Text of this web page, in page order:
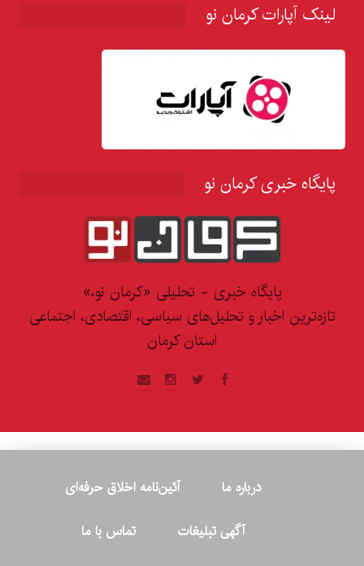
لینک آپارات کرمان نو
پایگاه خبری کرمان نو
پایگاه خبری - تحلیلی «کرمان نو،»
تازه‌ترین اخبار و تحلیل‌های سیاسی، اقتصادی، اجتماعی
استان کرمان
درباره ما
آئین‌نامه اخلاق حرفه‌ای
آگهی تبلیغات
تماس با ما